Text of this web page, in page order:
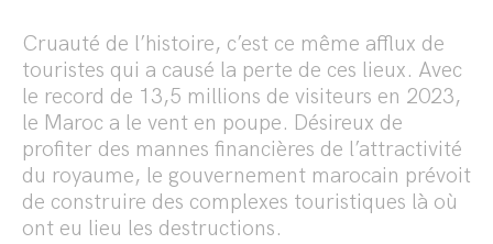
Cruauté de l’histoire, c’est ce même afflux de
touristes qui a causé la perte de ces lieux. Avec
le record de 13,5 millions de visiteurs en 2023,
le Maroc a le vent en poupe. Désireux de
profiter des mannes financières de l’attractivité
du royaume, le gouvernement marocain prévoit
de construire des complexes touristiques là où
ont eu lieu les destructions.